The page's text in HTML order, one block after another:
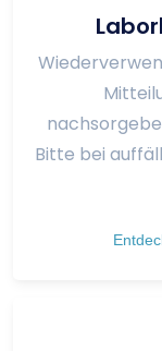
Bitte bei